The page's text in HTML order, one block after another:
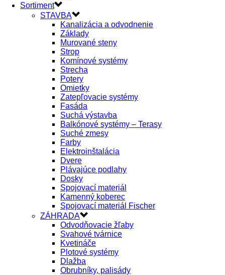
Sortiment
STAVBA
Kanalizácia a odvodnenie
Základy
Murované steny
Strop
Komínové systémy
Strecha
Potery
Omietky
Zatepľovacie systémy
Fasáda
Suchá výstavba
Balkónové systémy – Terasy
Suché zmesy
Farby
Elektroinštalácia
Dvere
Plávajúce podlahy
Dosky
Spojovací materiál
Kamenný koberec
Spojovací materiál Fischer
ZÁHRADA
Odvodňovacie žľaby
Svahové tvárnice
Kvetináče
Plotové systémy
Dlažba
Obrubníky, palisády